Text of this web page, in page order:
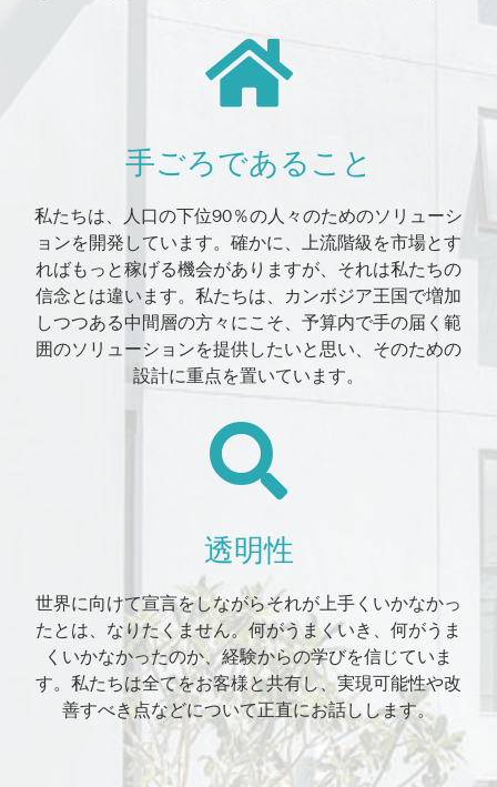
手ごろであること
私たちは、人口の下位90％の人々のためのソリューシ
ョンを開発しています。確かに、上流階級を市場とす
ればもっと稼げる機会がありますが、それは私たちの
信念とは違います。私たちは、カンボジア王国で増加
しつつある中間層の方々にこそ、予算内で手の届く範
囲のソリューションを提供したいと思い、そのための
設計に重点を置いています。
透明性
世界に向けて宣言をしながらそれが上手くいかなかっ
たとは、なりたくません。何がうまくいき、何がうま
くいかなかったのか、経験からの学びを信じていま
す。私たちは全てをお客様と共有し、実現可能性や改
善すべき点などについて正直にお話しします。